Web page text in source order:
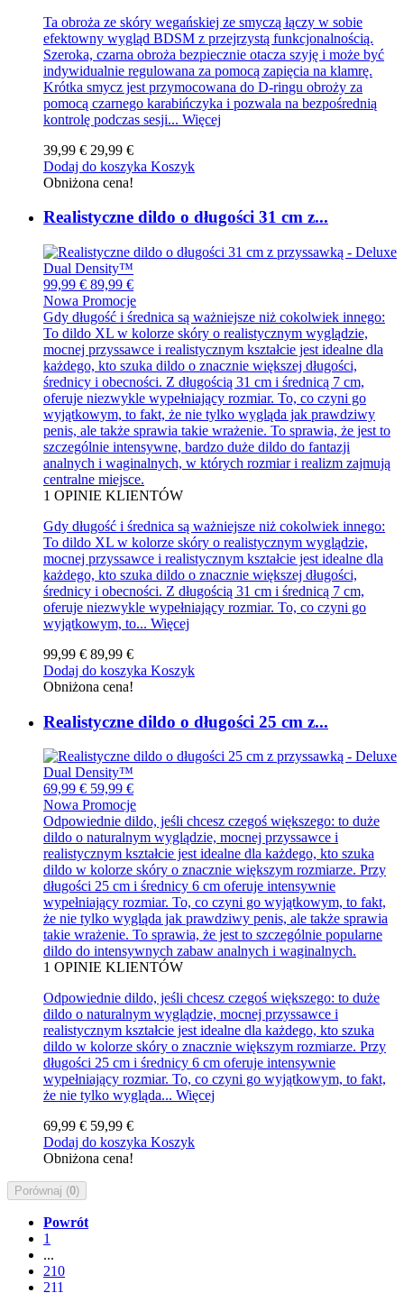
Ta obroża ze skóry wegańskiej ze smyczą łączy w sobie
efektowny wygląd BDSM z przejrzystą funkcjonalnością.
Szeroka, czarna obroża bezpiecznie otacza szyję i może być
indywidualnie regulowana za pomocą zapięcia na klamrę.
Krótka smycz jest przymocowana do D-ringu obroży za
pomocą czarnego karabińczyka i pozwala na bezpośrednią
kontrolę podczas sesji... Więcej
39,99 € 29,99 €
Dodaj do koszyka Koszyk
Obniżona cena!
Realistyczne dildo o długości 31 cm z...
99,99 € 89,99 €
Nowa Promocje
Gdy długość i średnica są ważniejsze niż cokolwiek innego:
To dildo XL w kolorze skóry o realistycznym wyglądzie,
mocnej przyssawce i realistycznym kształcie jest idealne dla
każdego, kto szuka dildo o znacznie większej długości,
średnicy i obecności. Z długością 31 cm i średnicą 7 cm,
oferuje niezwykle wypełniający rozmiar. To, co czyni go
wyjątkowym, to fakt, że nie tylko wygląda jak prawdziwy
penis, ale także sprawia takie wrażenie. To sprawia, że jest to
szczególnie intensywne, bardzo duże dildo do fantazji
analnych i waginalnych, w których rozmiar i realizm zajmują
centralne miejsce.
1 OPINIE KLIENTÓW
Gdy długość i średnica są ważniejsze niż cokolwiek innego:
To dildo XL w kolorze skóry o realistycznym wyglądzie,
mocnej przyssawce i realistycznym kształcie jest idealne dla
każdego, kto szuka dildo o znacznie większej długości,
średnicy i obecności. Z długością 31 cm i średnicą 7 cm,
oferuje niezwykle wypełniający rozmiar. To, co czyni go
wyjątkowym, to... Więcej
99,99 € 89,99 €
Dodaj do koszyka Koszyk
Obniżona cena!
Realistyczne dildo o długości 25 cm z...
69,99 € 59,99 €
Nowa Promocje
Odpowiednie dildo, jeśli chcesz czegoś większego: to duże
dildo o naturalnym wyglądzie, mocnej przyssawce i
realistycznym kształcie jest idealne dla każdego, kto szuka
dildo w kolorze skóry o znacznie większym rozmiarze. Przy
długości 25 cm i średnicy 6 cm oferuje intensywnie
wypełniający rozmiar. To, co czyni go wyjątkowym, to fakt,
że nie tylko wygląda jak prawdziwy penis, ale także sprawia
takie wrażenie. To sprawia, że jest to szczególnie popularne
dildo do intensywnych zabaw analnych i waginalnych.
1 OPINIE KLIENTÓW
Odpowiednie dildo, jeśli chcesz czegoś większego: to duże
dildo o naturalnym wyglądzie, mocnej przyssawce i
realistycznym kształcie jest idealne dla każdego, kto szuka
dildo w kolorze skóry o znacznie większym rozmiarze. Przy
długości 25 cm i średnicy 6 cm oferuje intensywnie
wypełniający rozmiar. To, co czyni go wyjątkowym, to fakt,
że nie tylko wygląda... Więcej
69,99 € 59,99 €
Dodaj do koszyka Koszyk
Obniżona cena!
Porównaj (0)
Powrót
1
...
210
211